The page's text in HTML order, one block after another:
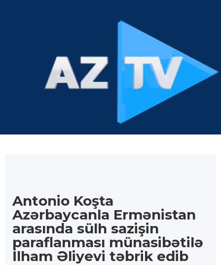
Antonio Koşta
Azərbaycanla Ermənistan
arasında sülh sazişin
paraflanması münasibətilə
İlham Əliyevi təbrik edib